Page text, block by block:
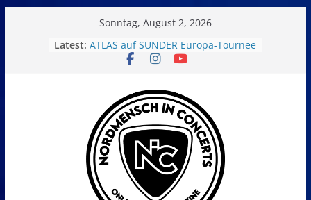
Sonntag, August 2, 2026
Latest: ATLAS auf SUNDER Europa-Tournee
Oelde Open Air 2026
Metal und Camping in
Freißenbüttel (Ausverkauft!)
FEED THE SICKNESS im Interview
I Prevail – Violent Nature Europe
Tour